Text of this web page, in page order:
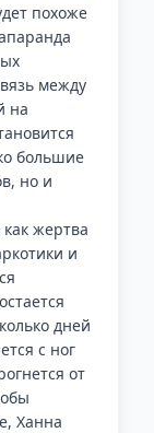
похоже
между
на
большие
но и
жертва
и
дней
с ног
от
Ханна